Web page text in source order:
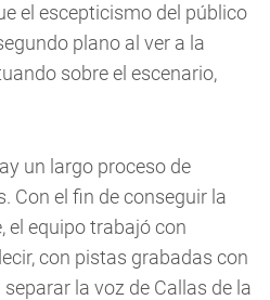
el escepticismo del público
plano al ver a la
sobre el escenario,
un largo proceso de
Con el fin de conseguir la
el equipo trabajó con
con pistas grabadas con
la voz de Callas de la